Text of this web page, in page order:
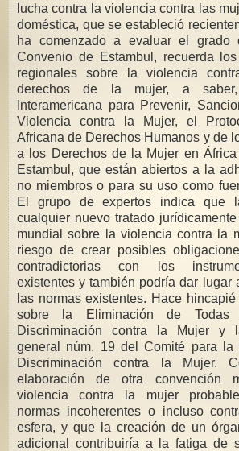
lucha contra la violencia contra las
doméstica, que se estableció
ha comenzado a evaluar el grado
Convenio de Estambul, recuerda
regionales sobre la violencia
derechos de la mujer, a
Interamericana para Prevenir,
Violencia contra la Mujer, el
Africana de Derechos Humanos y de
a los Derechos de la Mujer en
Estambul, que están abiertos a la
no miembros o para su uso como
El grupo de expertos indica que
cualquier nuevo tratado
mundial sobre la violencia contra la
riesgo de crear posibles
contradictorias con los
existentes y también podría dar lugar
las normas existentes. Hace
sobre la Eliminación de
Discriminación contra la Mujer y
general núm. 19 del Comité para la
Discriminación contra la Mujer.
elaboración de otra convención
violencia contra la mujer
normas incoherentes o incluso
esfera, y que la creación de un
adicional contribuiría a la fatiga de